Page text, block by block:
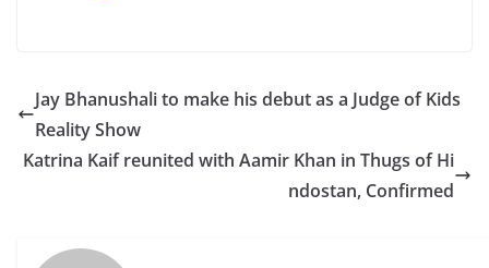
Jay Bhanushali to make his debut as a Judge of Kids
Reality Show
Katrina Kaif reunited with Aamir Khan in Thugs of Hi
ndostan, Confirmed